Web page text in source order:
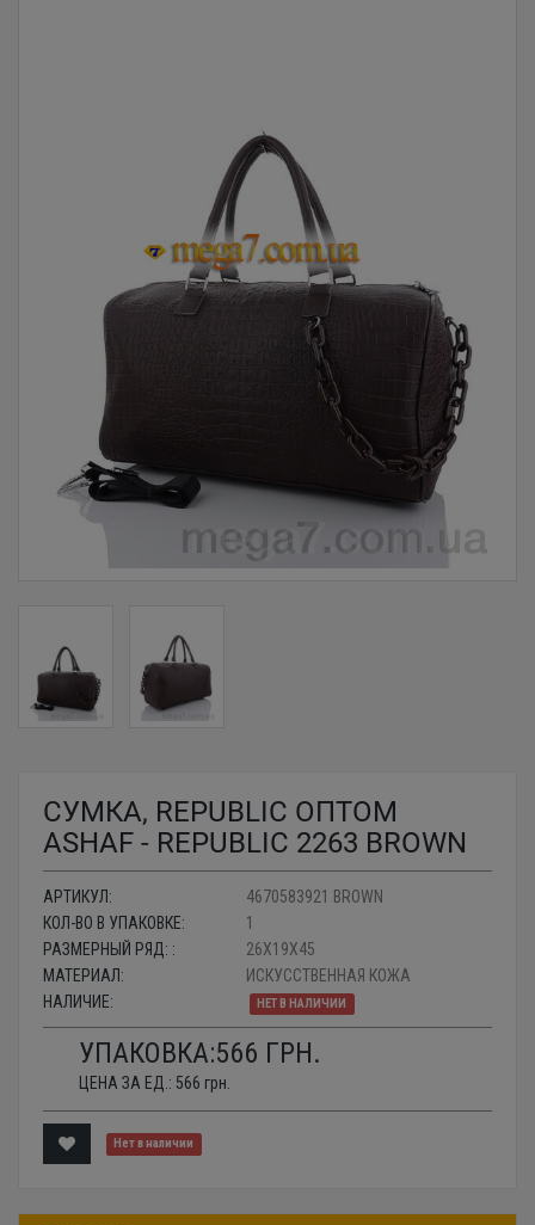
СУМКА, REPUBLIC ОПТОМ
ASHAF - REPUBLIC 2263 BROWN
АРТИКУЛ:
4670583921 BROWN
КОЛ-ВО В УПАКОВКЕ:
1
РАЗМЕРНЫЙ РЯД: :
26X19X45
МАТЕРИАЛ:
ИСКУССТВЕННАЯ КОЖА
НАЛИЧИЕ:
НЕТ В НАЛИЧИИ
УПАКОВКА:566 ГРН.
ЦЕНА ЗА ЕД.: 566 грн.
Нет в наличии